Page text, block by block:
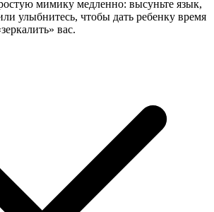
мимику медленно: высуньте язык,
улыбнитесь, чтобы дать ребенку время
вас.